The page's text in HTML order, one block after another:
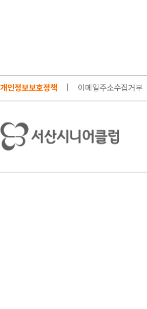
개인정보보호정책 이메일주소수집거부